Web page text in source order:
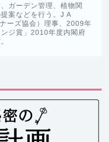
ガーデン管理、植物関
案などを行う。J A
ーズ協会）理事、2009年
ジ賞」2010年度内閣府